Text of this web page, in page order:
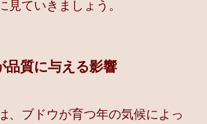
見ていきましょう。
品質に与える影響
、ブドウが育つ年の気候によっ